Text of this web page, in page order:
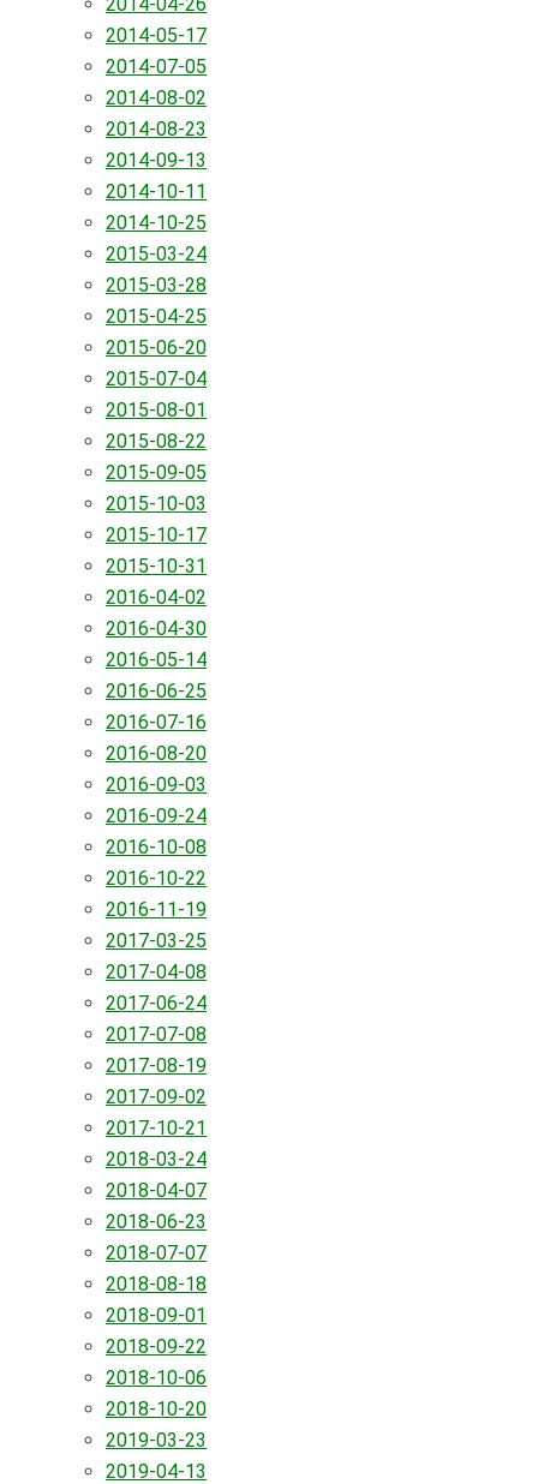
2014-05-17
2014-07-05
2014-08-02
2014-08-23
2014-09-13
2014-10-11
2014-10-25
2015-03-24
2015-03-28
2015-04-25
2015-06-20
2015-07-04
2015-08-01
2015-08-22
2015-09-05
2015-10-03
2015-10-17
2015-10-31
2016-04-02
2016-04-30
2016-05-14
2016-06-25
2016-07-16
2016-08-20
2016-09-03
2016-09-24
2016-10-08
2016-10-22
2016-11-19
2017-03-25
2017-04-08
2017-06-24
2017-07-08
2017-08-19
2017-09-02
2017-10-21
2018-03-24
2018-04-07
2018-06-23
2018-07-07
2018-08-18
2018-09-01
2018-09-22
2018-10-06
2018-10-20
2019-03-23
2019-04-13